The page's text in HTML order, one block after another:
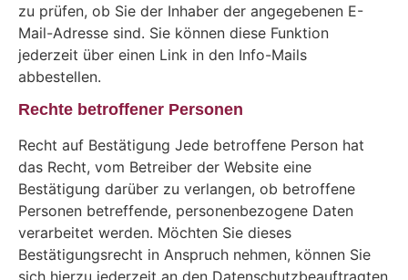
zu prüfen, ob Sie der Inhaber der angegebenen E-
Mail-Adresse sind. Sie können diese Funktion
jederzeit über einen Link in den Info-Mails
abbestellen.
Rechte betroffener Personen
Recht auf Bestätigung Jede betroffene Person hat
das Recht, vom Betreiber der Website eine
Bestätigung darüber zu verlangen, ob betroffene
Personen betreffende, personenbezogene Daten
verarbeitet werden. Möchten Sie dieses
Bestätigungsrecht in Anspruch nehmen, können Sie